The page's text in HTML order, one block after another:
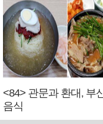
<84> 관문과 환대, 부
음식